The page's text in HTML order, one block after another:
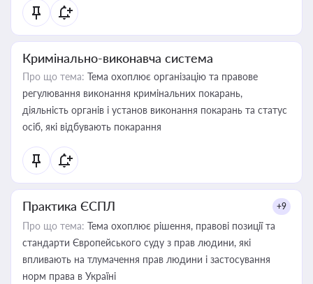
Кримінально-виконавча система
Про що тема: Тема охоплює організацію та правове
регулювання виконання кримінальних покарань,
діяльність органів і установ виконання покарань та статус
осіб, які відбувають покарання
Практика ЄСПЛ +9
Про що тема: Тема охоплює рішення, правові позиції та
стандарти Європейського суду з прав людини, які
впливають на тлумачення прав людини і застосування
норм права в Україні